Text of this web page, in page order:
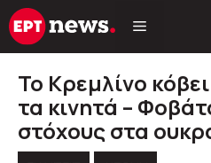
Μετάβαση
σε
Το Κρεμλίνο
τα κινητά –
στόχους στα